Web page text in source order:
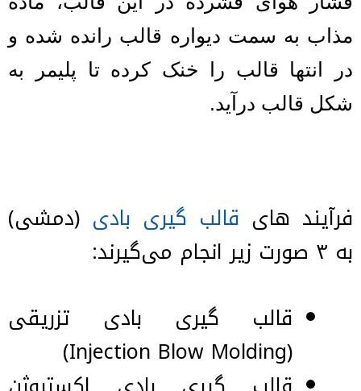
مذاب به سمت دیواره قالب رانده شده و
در انتها قالب را خنک کرده تا پلیمر به
شکل قالب درآید.
فرآیند های قالب گیری بادی (دمشی)
به ۳ صورت زیر انجام می‌گیرند:
قالب گیری بادی تزریقی
(Injection Blow Molding)